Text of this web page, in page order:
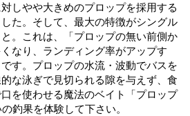
しやや大きめのプロップを採用する
た。そして、最大の特徴がシングル
。これは、「プロップの無い前側か
なり、ランディング率がアップす
す。プロップの水流・波動でバスを
な泳ぎで見切られる隙を与えず、食
を使わせる魔法のベイト「プロップ
釣果を体験して下さい。